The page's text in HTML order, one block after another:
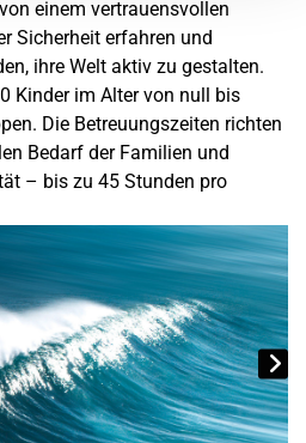
einem vertrauensvollen
Sicherheit erfahren und
ihre Welt aktiv zu gestalten.
Kinder im Alter von null bis
Die Betreuungszeiten richten
Bedarf der Familien und
– bis zu 45 Stunden pro